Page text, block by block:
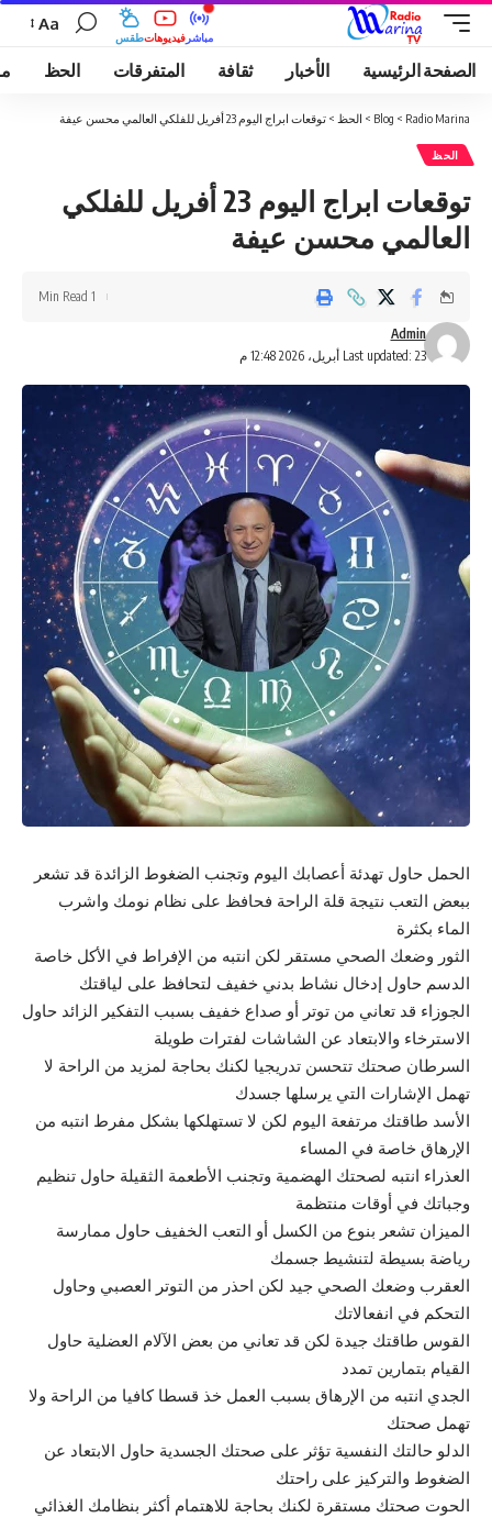
طقسفيديوهات مباشر
Aa
الصفحة الرئيسية الأخبار ثقافة المتفرقات الحظ
Radio Marina
>
Blog
> الحظ > توقعات ابراج اليوم 23 أفريل للفلكي العالمي محسن عيفة
الحظ
توقعات ابراج اليوم 23 أفريل للفلكي
العالمي محسن عيفة
Last updated: 23 أبريل، 2026 12:48 م
Admin
1 Min Read
الحمل حاول تهدئة أعصابك اليوم وتجنب الضغوط الزائدة قد تشعر
ببعض التعب نتيجة قلة الراحة فحافظ على نظام نومك واشرب
الماء بكثرة
الثور وضعك الصحي مستقر لكن انتبه من الإفراط في الأكل خاصة
الدسم حاول إدخال نشاط بدني خفيف لتحافظ على لياقتك
الجوزاء قد تعاني من توتر أو صداع خفيف بسبب التفكير الزائد حاول
الاسترخاء والابتعاد عن الشاشات لفترات طويلة
السرطان صحتك تتحسن تدريجيا لكنك بحاجة لمزيد من الراحة لا
تهمل الإشارات التي يرسلها جسدك
الأسد طاقتك مرتفعة اليوم لكن لا تستهلكها بشكل مفرط انتبه من
الإرهاق خاصة في المساء
العذراء انتبه لصحتك الهضمية وتجنب الأطعمة الثقيلة حاول تنظيم
وجباتك في أوقات منتظمة
الميزان تشعر بنوع من الكسل أو التعب الخفيف حاول ممارسة
رياضة بسيطة لتنشيط جسمك
العقرب وضعك الصحي جيد لكن احذر من التوتر العصبي وحاول
التحكم في انفعالاتك
القوس طاقتك جيدة لكن قد تعاني من بعض الآلام العضلية حاول
القيام بتمارين تمدد
الجدي انتبه من الإرهاق بسبب العمل خذ قسطا كافيا من الراحة ولا
تهمل صحتك
الدلو حالتك النفسية تؤثر على صحتك الجسدية حاول الابتعاد عن
الضغوط والتركيز على راحتك
الحوت صحتك مستقرة لكنك بحاجة للاهتمام أكثر بنظامك الغذائي